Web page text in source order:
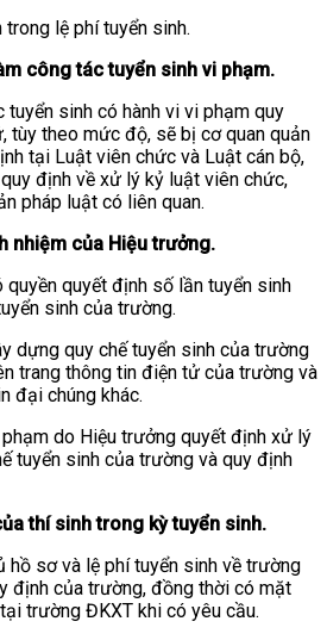
lệ phí tuyển sinh.
công tác tuyển sinh vi phạm.
sinh có hành vi vi phạm quy
tùy theo mức độ, sẽ bị cơ quan quản
tại Luật viên chức và Luật cán bộ,
định về xử lý kỷ luật viên chức,
pháp luật có liên quan.
nhiệm của Hiệu trưởng.
quyết định số lần tuyển sinh
sinh của trường.
dựng quy chế tuyển sinh của trường
trang thông tin điện tử của trường và
đại chúng khác.
do Hiệu trưởng quyết định xử lý
tuyển sinh của trường và quy định
thí sinh trong kỳ tuyển sinh.
hồ sơ và lệ phí tuyển sinh về trường
định của trường, đồng thời có mặt
trường ĐKXT khi có yêu cầu.